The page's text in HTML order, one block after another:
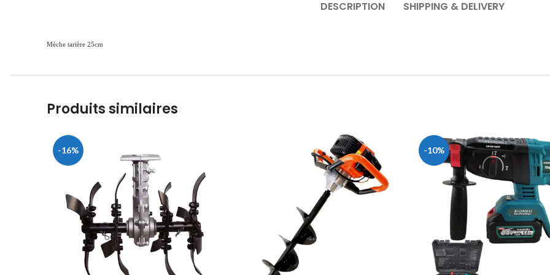
DESCRIPTION SHIPPING & DELIVERY
Mèche tarière 25cm
Produits similaires
-16% -10%